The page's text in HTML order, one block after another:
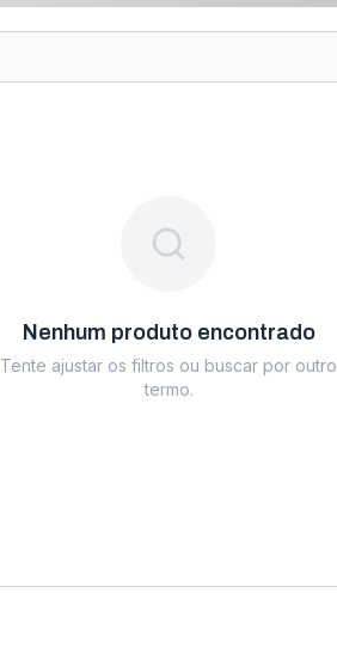
Nenhum produto encontrado
Tente ajustar os filtros ou buscar por outro
termo.